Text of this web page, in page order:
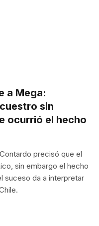
a Mega:
sin
ocurrió el hecho
precisó que el
sin embargo el hecho
suceso da a interpretar